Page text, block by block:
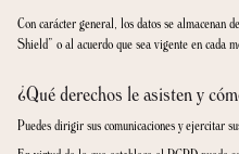
Ejecución de contrato para la
Interés legítimo para el
Cumplimiento de obligaciones